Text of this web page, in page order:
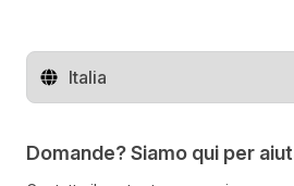
Cambia regione
Domande? Siamo qui per